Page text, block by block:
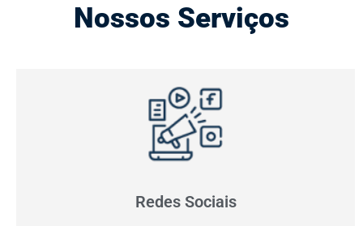
Nossos Serviços
Redes Sociais
Gestão de Redes Sociais
Otimizamos resultados! Fazemos o planejamento,